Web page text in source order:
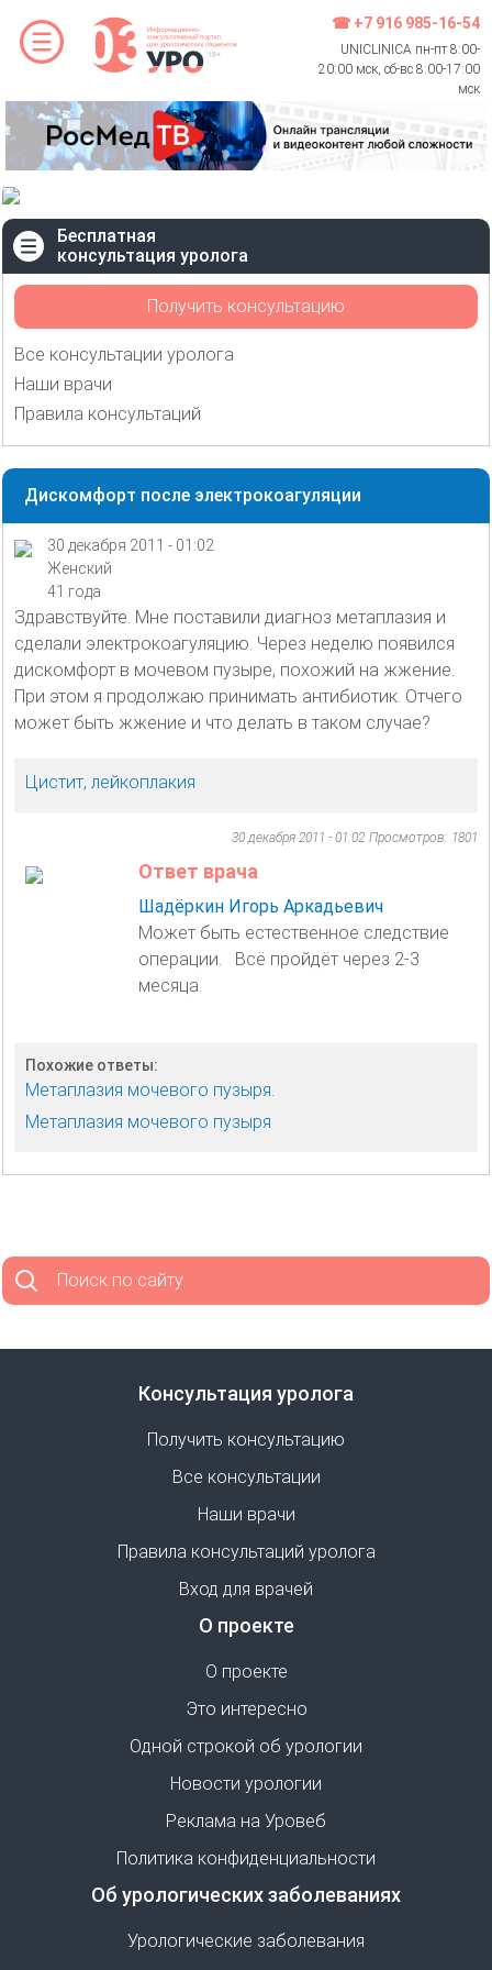
☎ +7 916 985-16-54
UNICLINICA пн-пт 8:00-
20:00 мск, сб-вс 8:00-17:00
мск
Бесплатная
консультация уролога
Получить консультацию
Все консультации уролога
Наши врачи
Правила консультаций
Дискомфорт после электрокоагуляции
30 декабря 2011 - 01:02
Женский
41 года
Здравствуйте. Мне поставили диагноз метаплазия и
сделали электрокоагуляцию. Через неделю появился
дискомфорт в мочевом пузыре, похожий на жжение.
При этом я продолжаю принимать антибиотик. Отчего
может быть жжение и что делать в таком случае?
Цистит, лейкоплакия
30 декабря 2011 - 01:02 Просмотров: 1801
Ответ врача
Шадёркин Игорь Аркадьевич
Может быть естественное следствие
операции. Всё пройдёт через 2-3
месяца.
Похожие ответы:
Метаплазия мочевого пузыря.
Метаплазия мочевого пузыря
Поиск по сайту
Консультация уролога
Получить консультацию
Все консультации
Наши врачи
Правила консультаций уролога
Вход для врачей
О проекте
О проекте
Это интересно
Одной строкой об урологии
Новости урологии
Реклама на Уровеб
Политика конфиденциальности
Об урологических заболеваниях
Урологические заболевания